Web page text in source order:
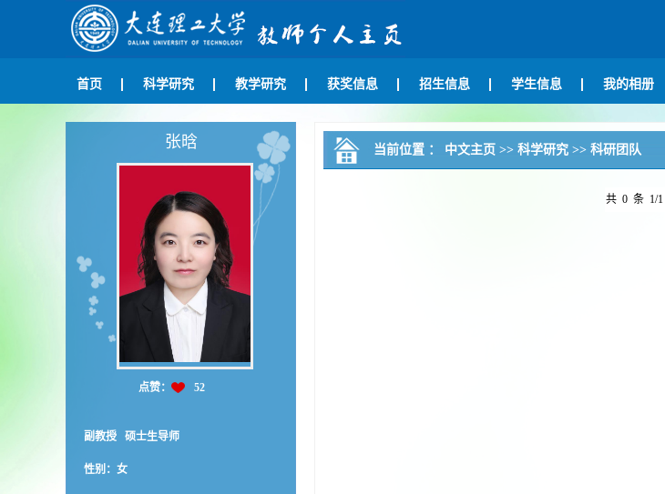
首页 科学研究 教学研究 获奖信息 招生信息 学生信息 我的相册
张晗
点赞： 52
副教授 硕士生导师
性别：女
当前位置 ： 中文主页 >> 科学研究 >> 科研团队
共 0 条 1/1